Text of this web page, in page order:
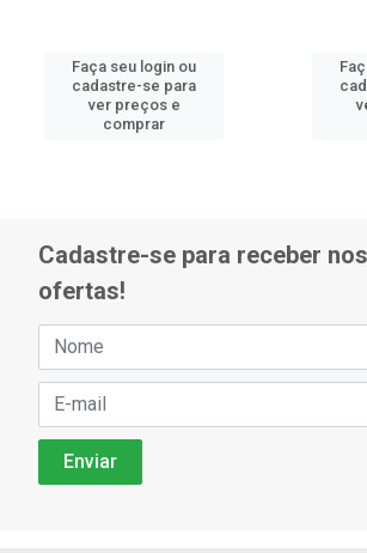
Faça seu login ou
cadastre-se para
ver preços e
comprar
Cadastre-se para receber
ofertas!